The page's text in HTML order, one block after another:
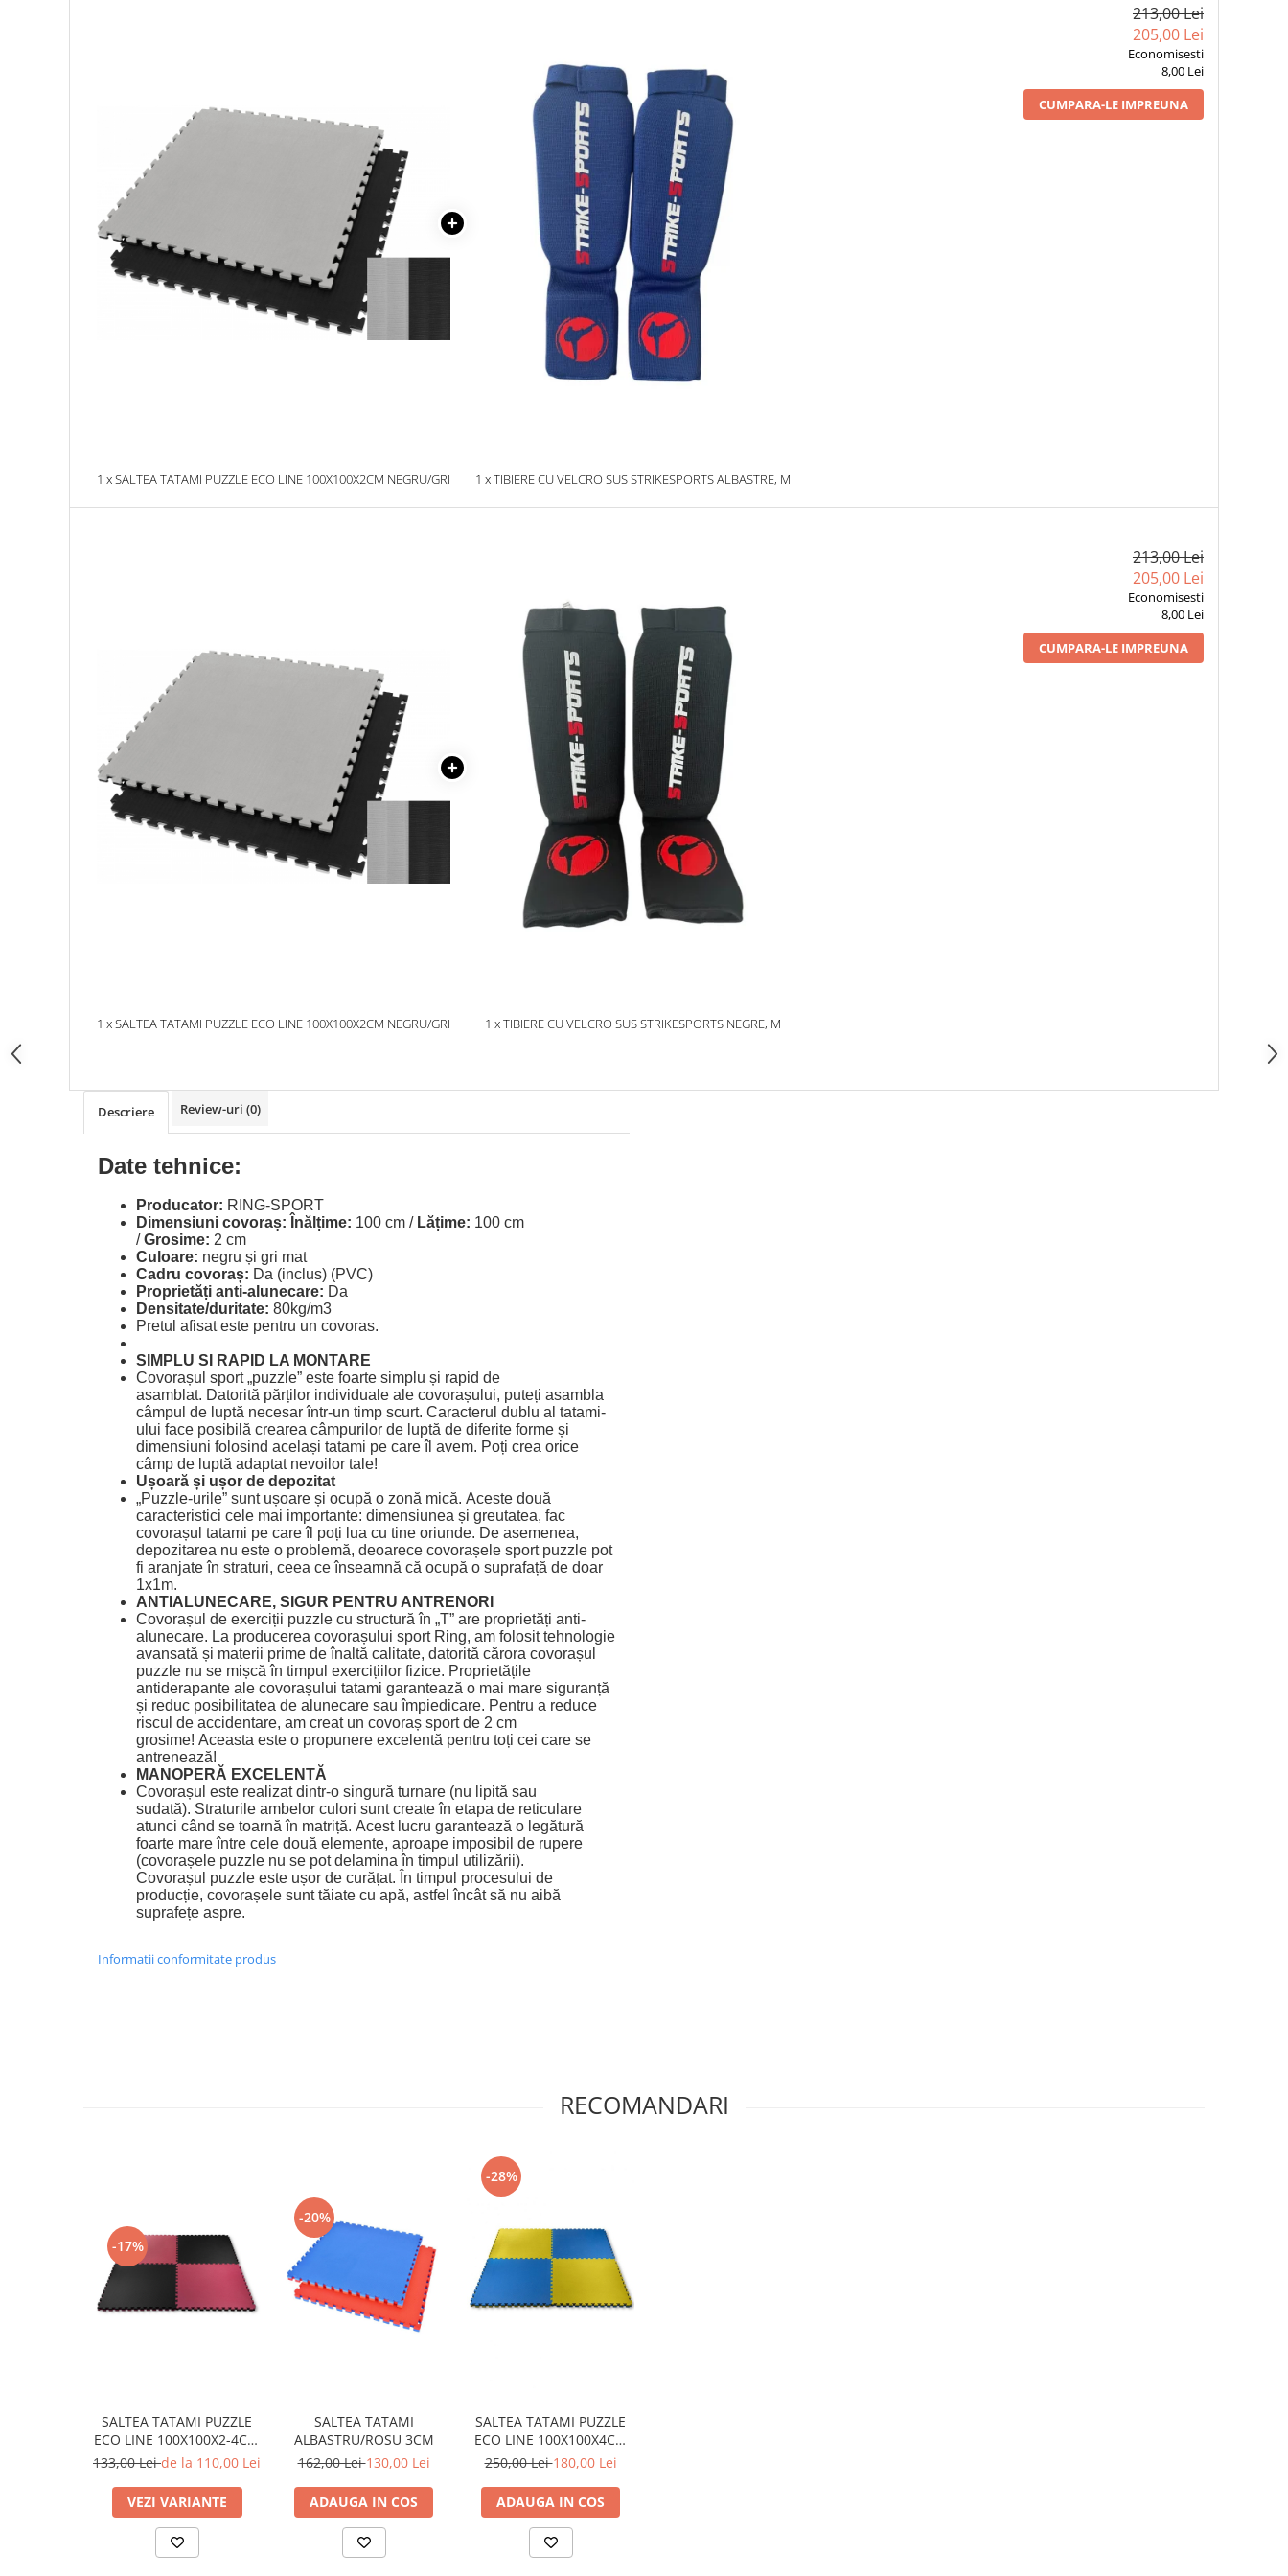
Sorturi Kickboxing / MMA
Tricouri / Maiouri
Trening/Compleu
Bluze / Hanorace/Geci
Accesorii Lupte/Wrestling
Suplimente pt Masa Musculara
Vitamine/Minerale
Medicina Sportiva/Recuperare
1 x SALTEA TATAMI PUZZLE ECO LINE 100X100X2CM NEGRU/GRI 1 x TIBIERE CU VELCRO SUS STRIKESPORTS ALBASTRE, M
213,00 Lei
205,00 Lei
Economisesti
8,00 Lei
CUMPARA-LE IMPREUNA
1 x SALTEA TATAMI PUZZLE ECO LINE 100X100X2CM NEGRU/GRI 1 x TIBIERE CU VELCRO SUS STRIKESPORTS NEGRE, M
213,00 Lei
205,00 Lei
Economisesti
8,00 Lei
CUMPARA-LE IMPREUNA
Descriere Review-uri (0)
Date tehnice:
Producator: RING-SPORT
Dimensiuni covoraș: Înălțime: 100 cm / Lățime: 100 cm
/Grosime: 2 cm
Culoare: negru și gri mat
Cadru covoraș: Da (inclus) (PVC)
Proprietăți anti-alunecare: Da
Densitate/duritate: 80kg/m3
Pretul afisat este pentru un covoras.
SIMPLU SI RAPID LA MONTARE
Covorașul sport „puzzle” este foarte simplu și rapid de
asamblat. Datorită părților individuale ale covorașului, puteți asambla
câmpul de luptă necesar într-un timp scurt. Caracterul dublu al tatami-
ului face posibilă crearea câmpurilor de luptă de diferite forme și
dimensiuni folosind același tatami pe care îl avem. Poți crea orice
câmp de luptă adaptat nevoilor tale!
Ușoară și ușor de depozitat
„Puzzle-urile” sunt ușoare și ocupă o zonă mică. Aceste două
caracteristici cele mai importante: dimensiunea și greutatea, fac
covorașul tatami pe care îl poți lua cu tine oriunde. De asemenea,
depozitarea nu este o problemă, deoarece covorașele sport puzzle pot
fi aranjate în straturi, ceea ce înseamnă că ocupă o suprafață de doar
1x1m.
ANTIALUNECARE, SIGUR PENTRU ANTRENORI
Covorașul de exerciții puzzle cu structură în „T” are proprietăți anti-
alunecare. La producerea covorașului sport Ring, am folosit tehnologie
avansată și materii prime de înaltă calitate, datorită cărora covorașul
puzzle nu se mișcă în timpul exercițiilor fizice. Proprietățile
antiderapante ale covorașului tatami garantează o mai mare siguranță
și reduc posibilitatea de alunecare sau împiedicare. Pentru a reduce
riscul de accidentare, am creat un covoraș sport de 2 cm
grosime! Aceasta este o propunere excelentă pentru toți cei care se
antrenează!
MANOPERĂ EXCELENTĂ
Covorașul este realizat dintr-o singură turnare (nu lipită sau
sudată). Straturile ambelor culori sunt create în etapa de reticulare
atunci când se toarnă în matriță. Acest lucru garantează o legătură
foarte mare între cele două elemente, aproape imposibil de rupere
(covorașele puzzle nu se pot delamina în timpul utilizării).
Covorașul puzzle este ușor de curățat. În timpul procesului de
producție, covorașele sunt tăiate cu apă, astfel încât să nu aibă
suprafețe aspre.
Informatii conformitate produs
RECOMANDARI
-17%
SALTEA TATAMI PUZZLE
ECO LINE 100X100X2-4CM
NEGRU/ROSU
133,00 Leide la 110,00 Lei
VEZI VARIANTE
-20%
SALTEA TATAMI
ALBASTRU/ROSU 3CM
162,00 Lei130,00 Lei
ADAUGA IN COS
-28%
SALTEA TATAMI PUZZLE
ECO LINE 100X100X4CM
GALBEN/ALBASTRU
250,00 Lei180,00 Lei
ADAUGA IN COS